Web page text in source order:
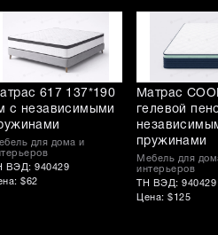
617 137*190
с независимыми
для дома и
ВЭД: 940429
$62
Матрас
гелевой
пружинами
Мебель для
интерьеров
ТН ВЭД: 940429
Цена: $125